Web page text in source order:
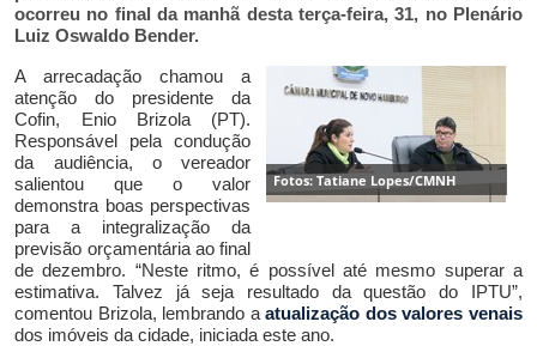
ocorreu no final da manhã desta terça-feira, 31, no Plenário
Luiz Oswaldo Bender.
Fotos: Tatiane Lopes/CMNH
A arrecadaçãochamou a
atenção do presidente da
Cofin, Enio Brizola (PT).
Responsável pela condução
da audiência, o vereador
salientou que o valor
demonstra boas perspectivas
para a integralização da
previsão orçamentária ao final
de dezembro. “Neste ritmo, é possível até mesmo superar a
estimativa. Talvez já seja resultado da questão do IPTU”,
comentou Brizola, lembrando aatualização dos valores venais
dos imóveis da cidade, iniciada este ano.